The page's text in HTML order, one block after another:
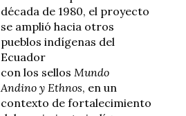
década de 1980, el proyecto
se amplió hacia otros
pueblos indígenas del
Ecuador
con los sellos Mundo
Andino y Ethnos, en un
contexto de fortalecimiento